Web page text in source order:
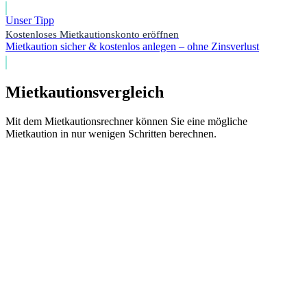
Unser Tipp
Kostenloses Mietkautionskonto eröffnen
Mietkaution sicher & kostenlos anlegen – ohne Zinsverlust
Mietkautionsvergleich
Mit dem Mietkautionsrechner können Sie eine mögliche
Mietkaution in nur wenigen Schritten berechnen.